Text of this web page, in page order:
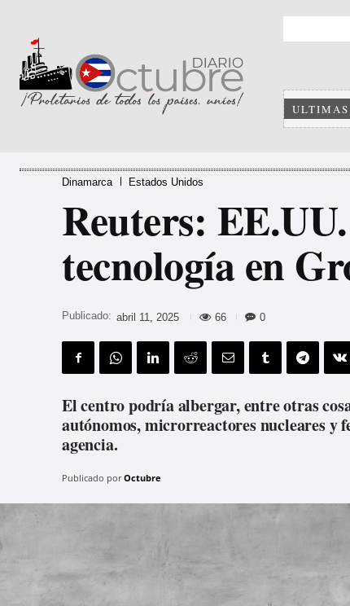
Dinamarca Estados Unidos
Reuters:
tecnología en
Publicado: abril 11, 2025 66 0
El centro podría albergar, entre otras
autónomos, microrreactores nucleares y
agencia.
Publicado por Octubre